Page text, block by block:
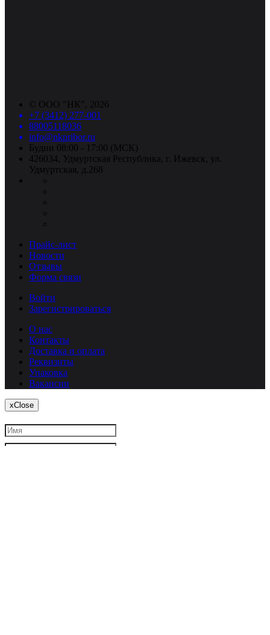
© ООО "НК", 2026
+7 (3412) 277-001
88005118036
info@nkpribor.ru
Будни 08:00 - 17:00 (МСК)
426034, Удмуртская Республика, г. Ижевск, ул.
Удмуртская, д.268
Прайс-лист
Новости
Отзывы
Форма связи
Войти
Зарегистрироваться
О нас
Контакты
Доставка и оплата
Реквизиты
Упаковка
Вакансии
xClose